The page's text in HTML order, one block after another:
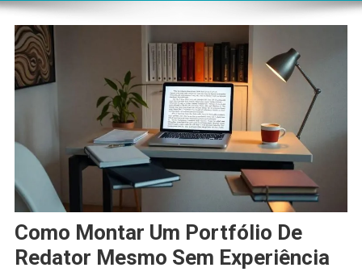
Como Montar Um Portfólio De
Redator Mesmo Sem Experiência